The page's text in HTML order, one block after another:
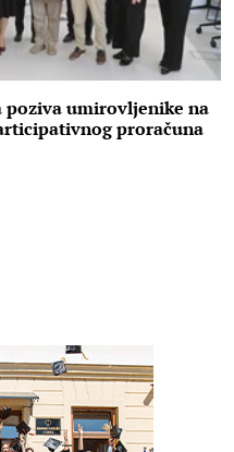
poziva umirovljenike na
proračuna